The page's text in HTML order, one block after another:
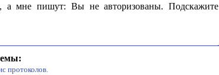
а мне пишут: Вы не авторизованы. Подскажите
протоколов.